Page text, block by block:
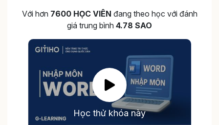
Với hơn 7600 HỌC VIÊN đang theo học với đánh
giá trung bình 4.78 SAO
Học thử khóa này